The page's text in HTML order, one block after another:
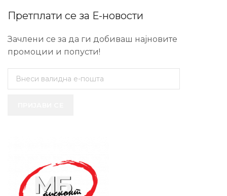
Претплати се за Е-новости
Зачлени се за да ги добиваш најновите
промоции и попусти!